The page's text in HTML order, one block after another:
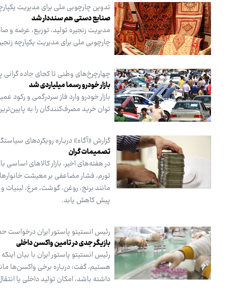
تدوین چارچوبی ملی برای مدیریت
صنایع دستی هم سنددار شد
مدیریت زنجیره تولید، توزیع، عرضه و
چارچوبی ملی برای مدیریت یکپارچه
چهارچرخ‌های وطنی تا کجای جاده
بازار خودرو رسما میلیاردی شد
بازار خودرو وارد فاز سردرگمی و
توان خرید مصرف‌کنندگان را به
گزارش «آگاه» درباره رویکردهای
تصمیمات گران
در هفته‌های اخیر، بازار کالاهای
تورم، فشار مضاعفی بر معیشت
مانند برنج، روغن، گوشت، مرغ،
پیش کاهش یابد.
رئیس انستیتو پاستور ایران درخواست
بازیگر جدی در تامین واکسن داخلی
رئیس انستیتو پاستور ایران با بیان
هستیم، گفت: درباره برخی واکسن‌ها
داشته باشد، امکان تولید داخلی یا